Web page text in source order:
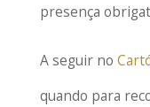
presença
A seguir no
quando para